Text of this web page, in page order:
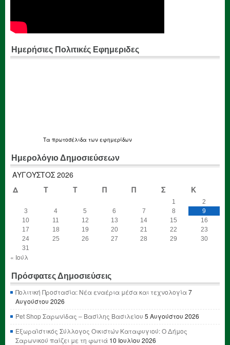
Ημερήσιες Πολιτικές Εφημεριδες
Τα πρωτοσέλιδα των εφημερίδων
Ημερολόγιο Δημοσιεύσεων
ΑΎΓΟΥΣΤΟΣ 2026
Δ
Τ Τ Π Π Σ Κ
1
2
3
4 5 6 7 8
9
10
11 12 13 14 15
16
17
18 19 20 21 22
23
24
25 26 27 28 29
30
31
« Ιούλ
Πρόσφατες Δημοσιεύσεις
Πολιτική Προστασία: Νέα εναέρια μέσα και τεχνολογία7
Αυγούστου 2026
Pet Shop Σαρωνίδας – Βασίλης Βασιλείου 5 Αυγούστου 2026
Εξωραϊστικός Σύλλογος Οικιστών Καταφυγιού: Ο Δήμος
Σαρωνικού παίζει με τη φωτιά 10 Ιουλίου 2026